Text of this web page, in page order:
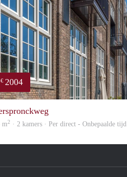
€ 2004
m2 · 2 kamers · Per direct - Onbepaalde tijd